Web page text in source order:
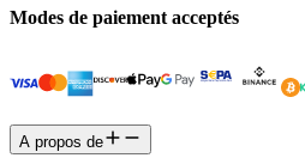
Modes de paiement acceptés
A propos de